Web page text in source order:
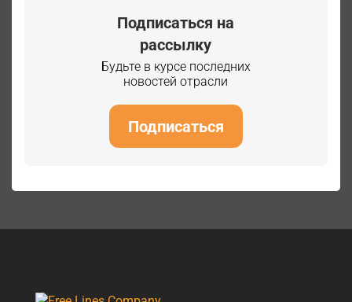
Подписаться на
рассылку
Будьте в курсе последних
новостей отрасли
Подписаться